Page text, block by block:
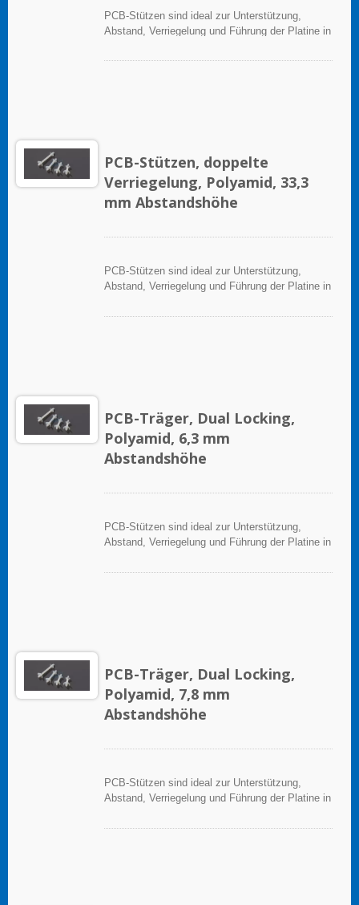
PCB-Stützen sind ideal zur Unterstützung,
Abstand, Verriegelung und Führung der Platine in
PCB-Stützen, doppelte
Verriegelung, Polyamid, 33,3
mm Abstandshöhe
PCB-Stützen sind ideal zur Unterstützung,
Abstand, Verriegelung und Führung der Platine in
PCB-Träger, Dual Locking,
Polyamid, 6,3 mm
Abstandshöhe
PCB-Stützen sind ideal zur Unterstützung,
Abstand, Verriegelung und Führung der Platine in
PCB-Träger, Dual Locking,
Polyamid, 7,8 mm
Abstandshöhe
PCB-Stützen sind ideal zur Unterstützung,
Abstand, Verriegelung und Führung der Platine in